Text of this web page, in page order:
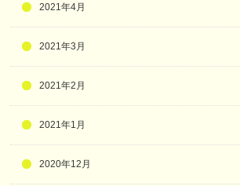
2021年4月
2021年3月
2021年2月
2021年1月
2020年12月